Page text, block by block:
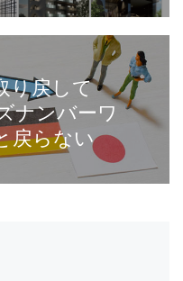
り戻して
ナンバーワ
戻らない